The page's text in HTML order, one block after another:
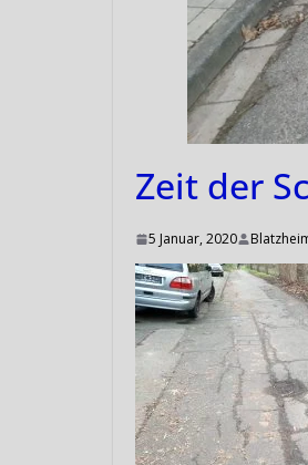
Zeit der
5 Januar, 2020